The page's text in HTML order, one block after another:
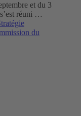
et du 3
réuni …
du